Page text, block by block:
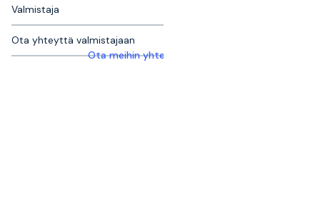
Valmistaja
Ota yhteyttä valmistajaan
Ota meihin yhteyttä saadaksesi lisätietoja